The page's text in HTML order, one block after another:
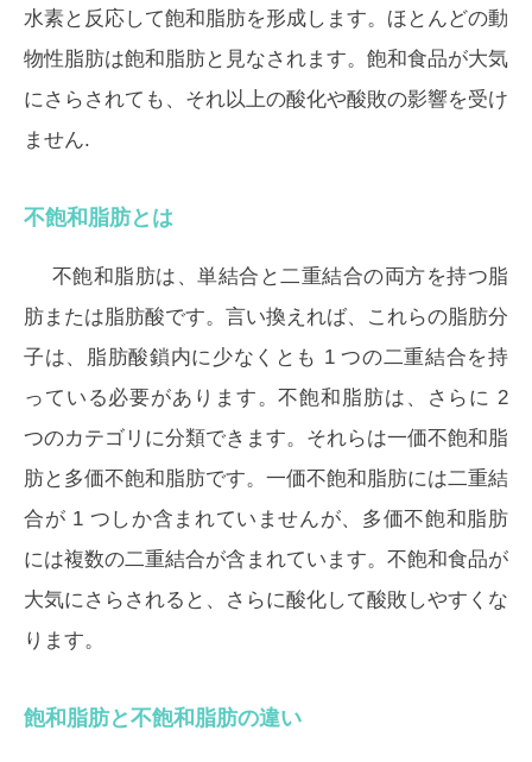
水素と反応して飽和脂肪を形成します。ほとんどの動
物性脂肪は飽和脂肪と見なされます。飽和食品が大気
にさらされても、それ以上の酸化や酸敗の影響を受け
ません.
不飽和脂肪とは
不飽和脂肪は、単結合と二重結合の両方を持つ脂
肪または脂肪酸です。言い換えれば、これらの脂肪分
子は、脂肪酸鎖内に少なくとも 1 つの二重結合を持
っている必要があります。不飽和脂肪は、さらに 2
つのカテゴリに分類できます。それらは一価不飽和脂
肪と多価不飽和脂肪です。一価不飽和脂肪には二重結
合が 1 つしか含まれていませんが、多価不飽和脂肪
には複数の二重結合が含まれています。不飽和食品が
大気にさらされると、さらに酸化して酸敗しやすくな
ります。
飽和脂肪と不飽和脂肪の違い